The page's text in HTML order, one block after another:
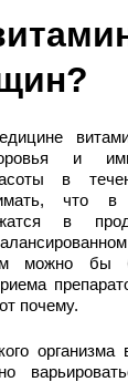
и
в
что в
в
можно бы
почему.